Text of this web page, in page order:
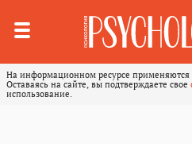
На информационном ресурсе
Оставаясь на сайте, вы подтверждаете свое
использование.